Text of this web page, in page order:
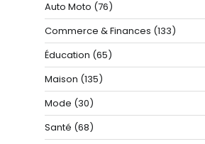
Auto Moto (76)
Commerce & Finances (133)
Éducation (65)
Maison (135)
Mode (30)
Santé (68)